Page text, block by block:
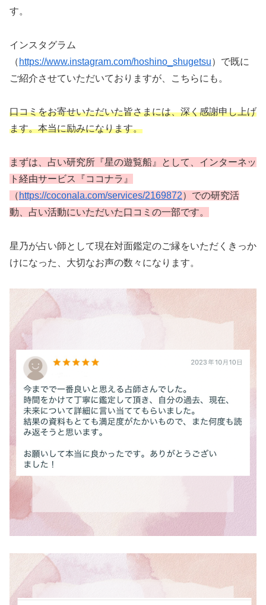
す。
インスタグラム
（ https://www.instagram.com/hoshino_shugetsu）で既に
ご紹介させていただいておりますが、こちらにも。
口コミをお寄せいただいた皆さまには、深く感謝申し上げ
ます。本当に励みになります。
まずは、占い研究所『星の遊覧船』として、インターネッ
ト経由サービス『ココナラ』
（ https://coconala.com/services/2169872）での研究活
動、占い活動にいただいた口コミの一部です。
星乃が占い師として現在対面鑑定のご縁をいただくきっか
けになった、大切なお声の数々になります。